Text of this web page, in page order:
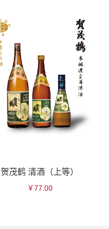
贺茂鹤 清酒（上等）
￥77.00